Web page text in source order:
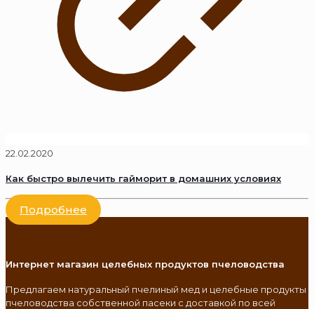
22.02.2020
Как быстро вылечить гайморит в домашних условиях
Подробнее
Интернет магазин целебных продуктов пчеловодства
Предлагаем натуральный пчелиный мед и целебные продукты
пчеловодства собственной пасеки с доставкой по всей